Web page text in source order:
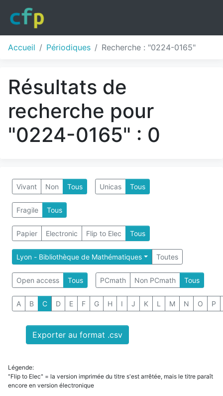
Accueil Périodiques Recherche : "0224-0165"
Résultats de
recherche pour
"0224-0165" : 0
Vivant Non Tous Unicas Tous
Fragile Tous
Papier Electronic Flip to Elec Tous
Lyon - Bibliothèque de Mathématiques Toutes
Open access Tous PCmath Non PCmath Tous
A B C D E F G H I J K L M N O P
Exporter au format .csv
Légende:
"Flip to Elec" = la version imprimée du titre s'est arrêtée, mais le titre paraît
encore en version électronique